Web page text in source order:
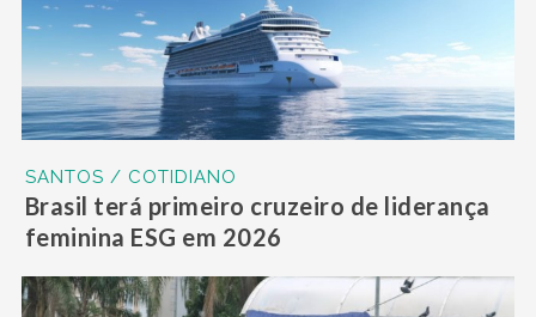
SANTOS / COTIDIANO
Brasil terá primeiro cruzeiro de liderança
feminina ESG em 2026